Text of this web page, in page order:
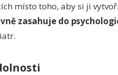
místo toho, aby si ji
zasahuje do